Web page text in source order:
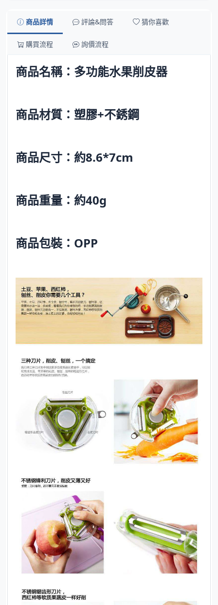
商品詳情 評論&問答 猜你喜歡
購買流程 詢價流程
商品名稱：多功能水果削皮器
商品材質：塑膠+不銹鋼
商品尺寸：約8.6*7cm
商品重量：約40g
商品包裝：OPP